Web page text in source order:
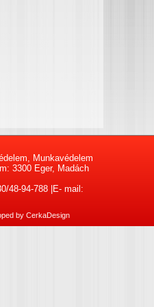
Munkavédelem
3300 Eger, Madách
48-94-788 |E- mail:
by CerkaDesign